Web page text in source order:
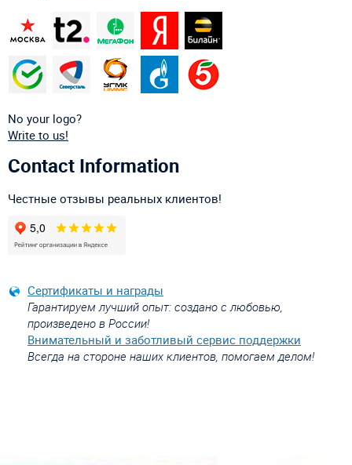
No your logo?
Write to us!
Contact Information
Честные отзывы реальных клиентов!
Сертификаты и награды
Гарантируем лучший опыт: создано с любовью,
произведено в России!
Внимательный и заботливый сервис поддержки
Всегда на стороне наших клиентов, помогаем делом!